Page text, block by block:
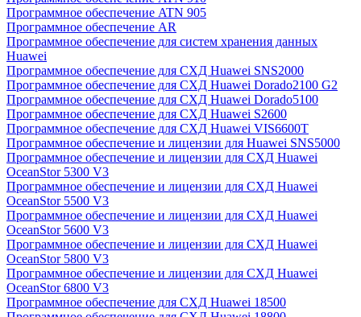
Программное обеспечение ATN 905
Программное обеспечение AR
Программное обеспечение для систем хранения данных
Huawei
Программное обеспечение для СХД Huawei SNS2000
Программное обеспечение для СХД Huawei Dorado2100 G2
Программное обеспечение для СХД Huawei Dorado5100
Программное обеспечение для СХД Huawei S2600
Программное обеспечение для СХД Huawei VIS6600T
Программное обеспечение и лицензии для Huawei SNS5000
Программное обеспечение и лицензии для СХД Huawei
OceanStor 5300 V3
Программное обеспечение и лицензии для СХД Huawei
OceanStor 5500 V3
Программное обеспечение и лицензии для СХД Huawei
OceanStor 5600 V3
Программное обеспечение и лицензии для СХД Huawei
OceanStor 5800 V3
Программное обеспечение и лицензии для СХД Huawei
OceanStor 6800 V3
Программное обеспечение для СХД Huawei 18500